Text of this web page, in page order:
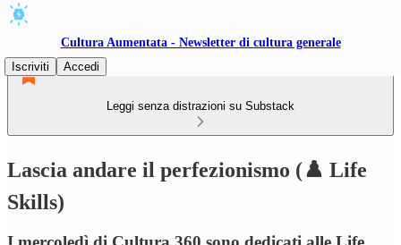
Cultura Aumentata - Newsletter di cultura generale
Iscriviti
Accedi
Leggi senza distrazioni su Substack
Lascia andare il perfezionismo (♟️ Life
Skills)